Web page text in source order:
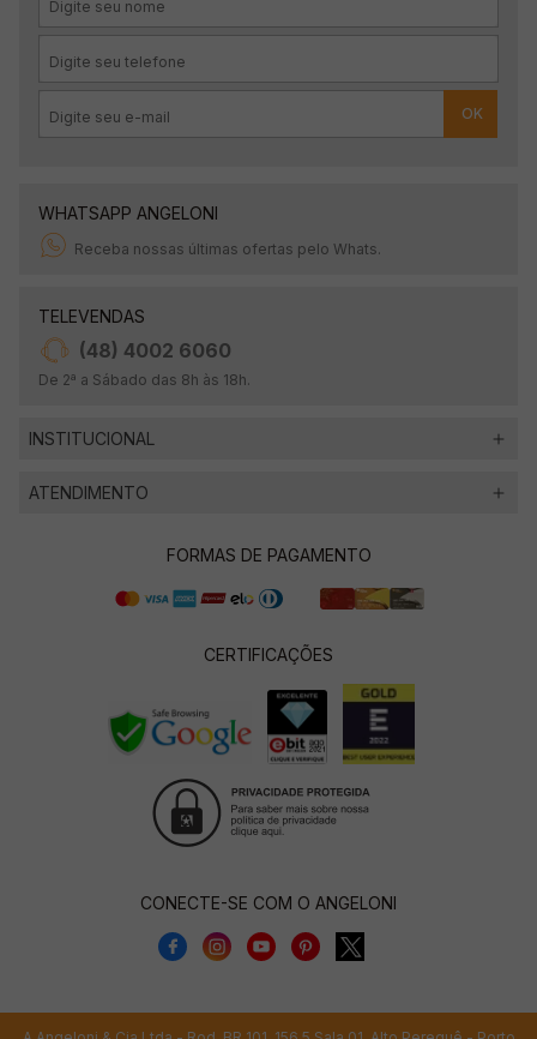
OK
WHATSAPP ANGELONI
Receba nossas últimas ofertas pelo Whats.
TELEVENDAS
(48) 4002 6060
De 2ª a Sábado das 8h às 18h.
INSTITUCIONAL
ATENDIMENTO
FORMAS DE PAGAMENTO
CERTIFICAÇÕES
CONECTE-SE COM O ANGELONI